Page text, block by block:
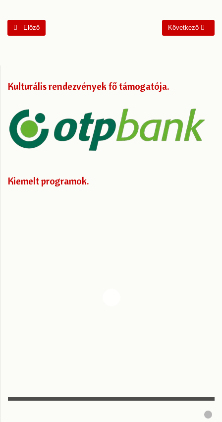
Előző cikk: 🎭 HÍV A SZÍNPAD 🎭
Előző Következő cikk: A
Következő
Kulturális rendezvények fő támogatója
Kiemelt programok